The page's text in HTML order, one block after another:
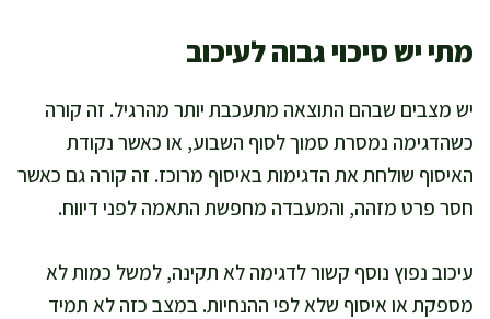
מתי יש סיכוי גבוה לעיכוב
יש מצבים שבהם התוצאה מתעכבת יותר מהרגיל. זה קורה
כשהדגימה נמסרת סמוך לסוף השבוע, או כאשר נקודת
האיסוף שולחת את הדגימות באיסוף מרוכז. זה קורה גם כאשר
חסר פרט מזהה, והמעבדה מחפשת התאמה לפני דיווח.
עיכוב נפוץ נוסף קשור לדגימה לא תקינה, למשל כמות לא
מספקת או איסוף שלא לפי ההנחיות. במצב כזה לא תמיד